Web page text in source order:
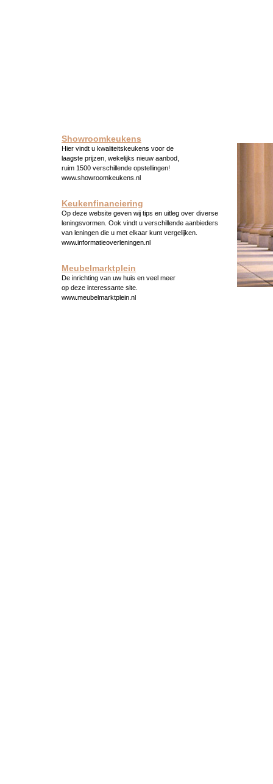
Showroomkeukens
Hier vindt u kwaliteitskeukens voor de
laagste prijzen, wekelijks nieuw aanbod,
ruim 1500 verschillende opstellingen!
www.showroomkeukens.nl
Keukenfinanciering
Op deze website geven wij tips en uitleg over diverse
leningsvormen. Ook vindt u verschillende aanbieders
van leningen die u met elkaar kunt vergelijken.
www.informatieoverleningen.nl
Meubelmarktplein
De inrichting van uw huis en veel meer
op deze interessante site.
www.meubelmarktplein.nl